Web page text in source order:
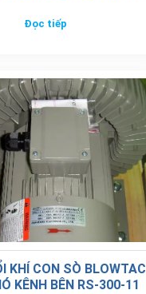
Đọc tiếp
KHÍ CON SÒ BLOWTAC
KÊNH BÊN RS-300-11